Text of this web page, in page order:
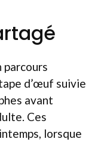
parcours
d’œuf suivie
avant
Ces
lorsque